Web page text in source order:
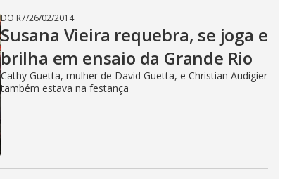
DO R7/26/02/2014
Susana Vieira requebra, se joga e
brilha em ensaio da Grande Rio
Cathy Guetta, mulher de David Guetta, e Christian Audigier
também estava na festança